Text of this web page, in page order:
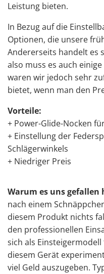
Leistung bieten.
In Bezug auf die
Optionen, die unsere
Andererseits handelt es
also muss es auch
waren wir jedoch sehr
bietet, wenn man den
Vorteile:
+ Power-Glide-Nocken
+ Einstellung der
Schlägerwinkels
+ Niedriger Preis
Warum es uns gefallen
nach einem
diesem Produkt nichts
den professionellen
sich als
diesem Gerät
viel Geld auszugeben.